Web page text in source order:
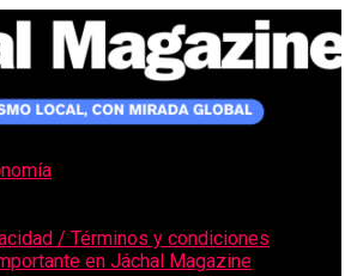
/ Términos y condiciones
en Jáchal Magazine